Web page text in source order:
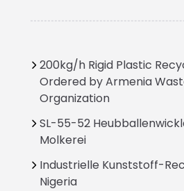
200kg/h Rigid Plastic
Ordered by Armenia
Organization
SL-55-52
Molkerei
Industrielle Kunststoff-
Nigeria